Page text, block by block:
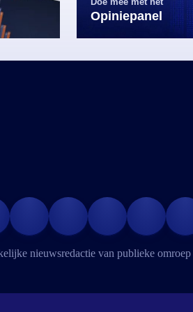
Opiniepanel
nieuwsredactie van publieke omroep